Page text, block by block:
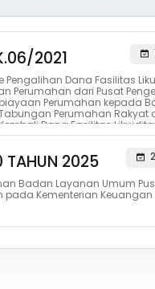
2021
Pengalihan Dana Fasilitas
Perumahan dari Pusat
Perumahan kepada
Perumahan Rakyat
Dana Fasilitas
Per...
TAHUN 2025
Badan Layanan Umum
pada Kementerian Keuangan